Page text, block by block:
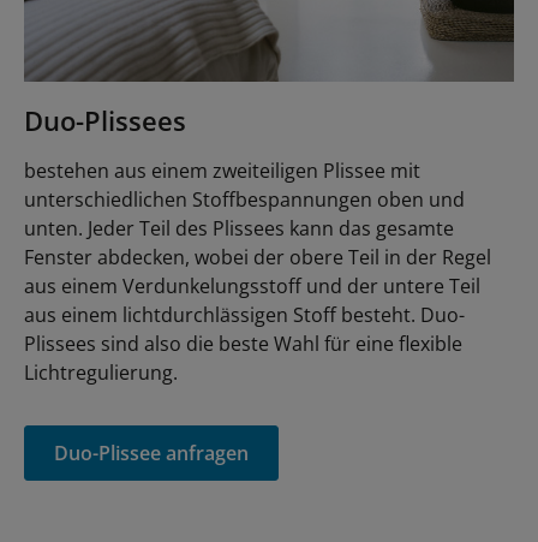
Duo-Plissees
bestehen aus einem zweiteiligen Plissee mit
unterschiedlichen Stoffbespannungen oben und
unten. Jeder Teil des Plissees kann das gesamte
Fenster abdecken, wobei der obere Teil in der Regel
aus einem Verdunkelungsstoff und der untere Teil
aus einem lichtdurchlässigen Stoff besteht. Duo-
Plissees sind also die beste Wahl für eine flexible
Lichtregulierung.
Duo-Plissee anfragen